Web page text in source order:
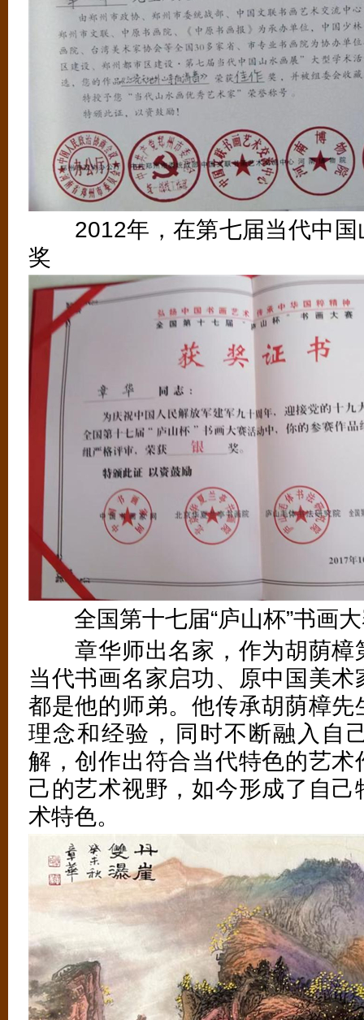
2012年，在第七届当代中国
奖
全国第十七届“庐山杯”书画大
章华师出名家，作为胡荫樟
当代书画名家启功、原中国美
都是他的师弟。他传承胡荫樟
理念和经验，同时不断融入自
解，创作出符合当代特色的艺
己的艺术视野，如今形成了自
术特色。